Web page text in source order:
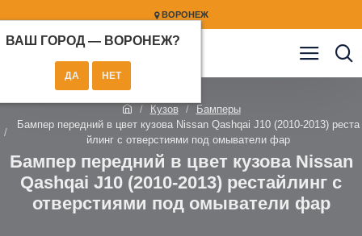
ВОРОНЕЖ
ВАШ ГОРОД — ВОРОНЕЖ?
Кузов
Бамперы
Бампер передний в цвет кузова Nissan Qashqai J10 (2010-2013) реста
йлинг с отверстиями под омыватели фар
Бампер передний в цвет кузова Nissan
Qashqai J10 (2010-2013) рестайлинг с
отверстиями под омыватели фар